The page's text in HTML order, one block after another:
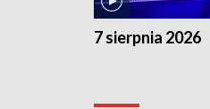
7 sierpnia 2026